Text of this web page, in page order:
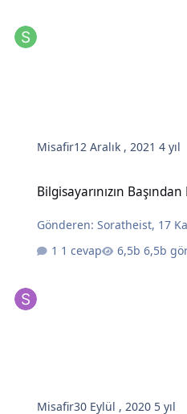
Misafir12 Aralık , 20214 yıl
Bilgisayarınızın
Gönderen:Soratheist, 17
1 cevap
6,5b
Misafir30 Eylül , 2020 5 yıl